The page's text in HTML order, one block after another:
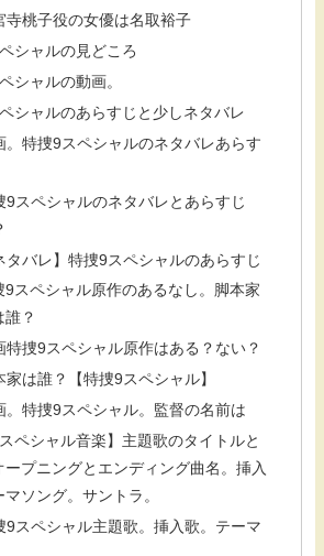
寺桃子役の女優は名取裕子
シャルの見どころ
シャルの動画。
シャルのあらすじと少しネタバレ
。特捜9スペシャルのネタバレあらす
9スペシャルのネタバレとあらすじ
タバレ】特捜9スペシャルのあらすじ
9スペシャル原作のあるなし。脚本家
誰？
特捜9スペシャル原作はある？ない？
家は誰？【特捜9スペシャル】
。特捜9スペシャル。監督の名前は
スペシャル音楽】主題歌のタイトルと
ープニングとエンディング曲名。挿入
ソング。サントラ。
9スペシャル主題歌。挿入歌。テーマ